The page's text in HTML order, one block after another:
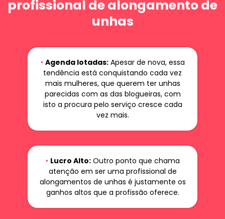
profissional de alongamento de
unhas
• Agenda lotadas:Apesar de nova, essa
tendência está conquistando cada vez
mais mulheres, que querem ter unhas
parecidas com as das blogueiras, com
isto a procura pelo serviço cresce cada
vez mais.
• Lucro Alto:Outro ponto que chama
atenção em ser uma profissional de
alongamentos de unhas é justamente os
ganhos altos que a profissão oferece.